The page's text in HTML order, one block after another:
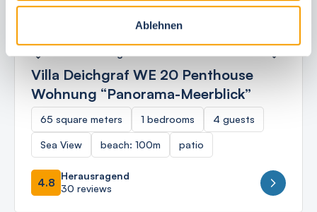
Ablehnen
Villa Deichgraf WE 20 Penthouse
Wohnung “Panorama-Meerblick”
65 square meters 1 bedrooms 4 guests
Sea View beach: 100m patio
4.8
Herausragend
30 reviews